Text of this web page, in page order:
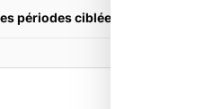
périodes ciblées